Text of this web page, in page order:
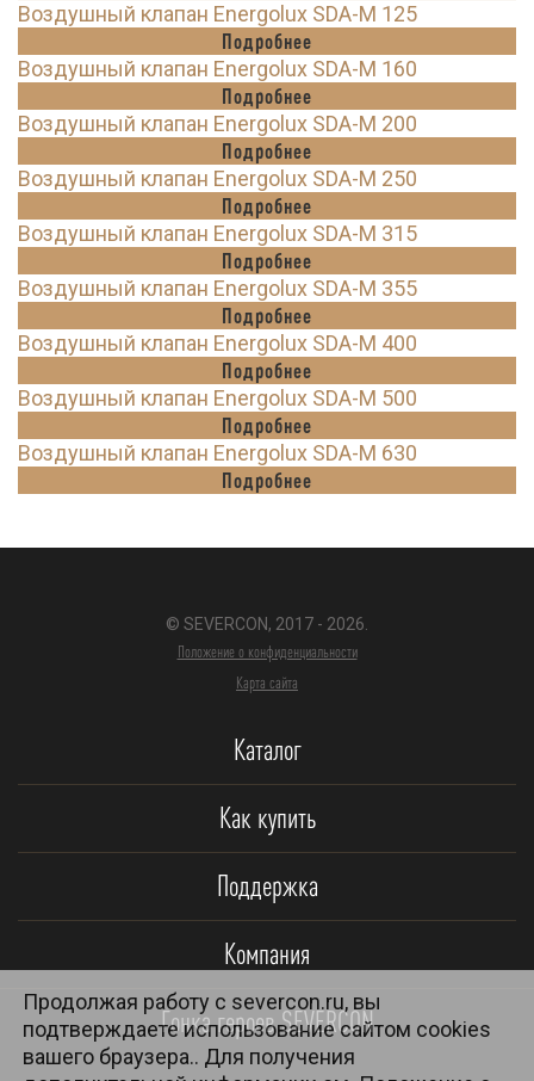
Воздушный клапан Energolux SDA-M 125
Подробнее
Воздушный клапан Energolux SDA-M 160
Подробнее
Воздушный клапан Energolux SDA-M 200
Подробнее
Воздушный клапан Energolux SDA-M 250
Подробнее
Воздушный клапан Energolux SDA-M 315
Подробнее
Воздушный клапан Energolux SDA-M 355
Подробнее
Воздушный клапан Energolux SDA-M 400
Подробнее
Воздушный клапан Energolux SDA-M 500
Подробнее
Воздушный клапан Energolux SDA-M 630
Подробнее
© SEVERCON, 2017 - 2026.
Положение о конфиденциальности
Карта сайта
Каталог
Как купить
Поддержка
Компания
Гонка героев SEVERCON
Продолжая работу с severcon.ru, вы
подтверждаете использование сайтом cookies
вашего браузера.. Для получения